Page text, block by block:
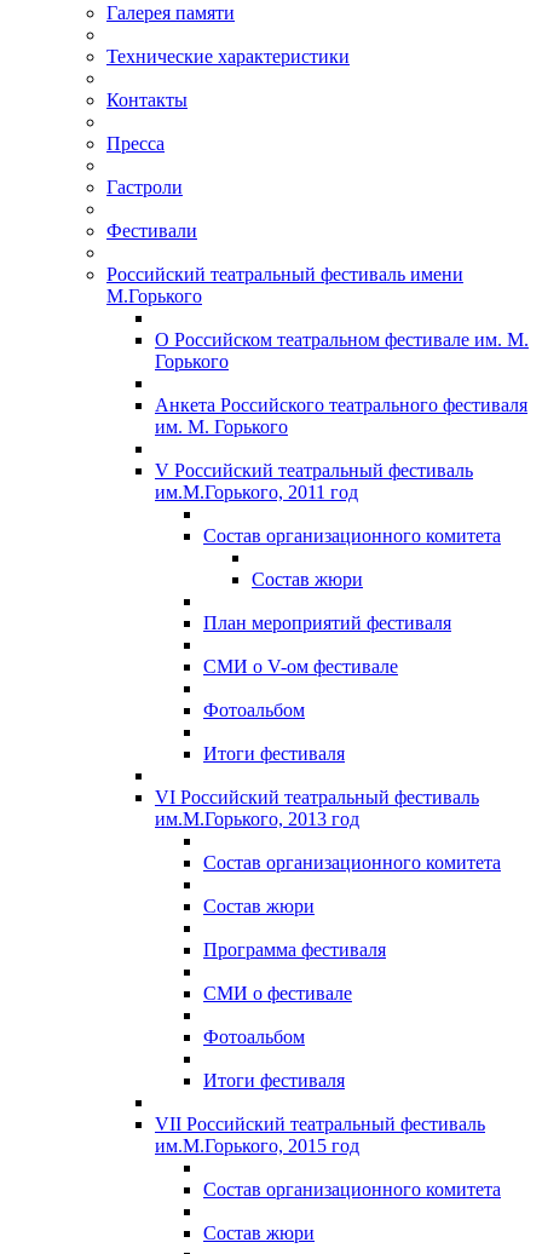
Галерея памяти
Технические характеристики
Контакты
Пресса
Гастроли
Фестивали
Российский театральный фестиваль имени
М.Горького
О Российском театральном фестивале им. М.
Горького
Анкета Российского театрального фестиваля
им. М. Горького
V Российский театральный фестиваль
им.М.Горького, 2011 год
Состав организационного комитета
Состав жюри
План мероприятий фестиваля
СМИ о V-ом фестивале
Фотоальбом
Итоги фестиваля
VI Российский театральный фестиваль
им.М.Горького, 2013 год
Состав организационного комитета
Состав жюри
Программа фестиваля
СМИ о фестивале
Фотоальбом
Итоги фестиваля
VII Российский театральный фестиваль
им.М.Горького, 2015 год
Состав организационного комитета
Состав жюри